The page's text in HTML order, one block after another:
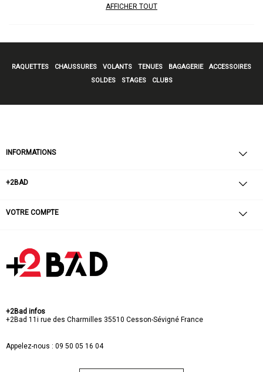
AFFICHER TOUT
RAQUETTES CHAUSSURES VOLANTS TENUES BAGAGERIE
ACCESSOIRES
SOLDES
STAGES CLUBS
INFORMATIONS
+2BAD
VOTRE COMPTE
+2Bad infos
+2Bad 11i rue des Charmilles 35510 Cesson-Sévigné France
Appelez-nous : 09 50 05 16 04